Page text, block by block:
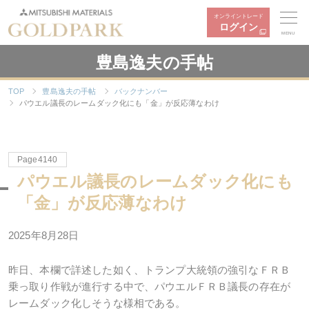
オンライントレード
ログイン
MENU
豊島逸夫の手帖
TOP 豊島逸夫の手帖
バックナンバー
パウエル議長のレームダック化にも「金」が反応薄なわけ
Page4140
パウエル議長のレームダック化にも
「金」が反応薄なわけ
2025年8月28日
昨日、本欄で詳述した如く、トランプ大統領の強引なＦＲＢ
乗っ取り作戦が進行する中で、パウエルＦＲＢ議長の存在が
レームダック化しそうな様相である。